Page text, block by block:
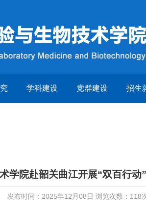
学科建设 党群建设 招生
学院赴韶关曲江开展“双百行动
发布时间：2025年12月08日 浏览次数： 118